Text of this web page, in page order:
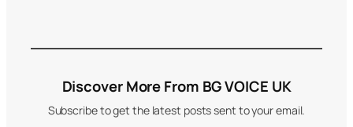
Discover More From BG VOICE UK
Subscribe to get the latest posts sent to your email.